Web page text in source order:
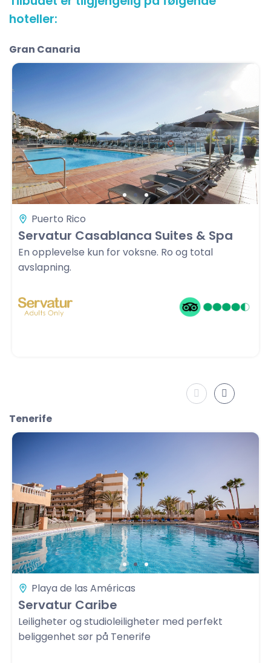
hoteller:
Gran Canaria
Puerto Rico
Servatur Casablanca Suites & Spa
En opplevelse kun for voksne. Ro og total
avslapning.
Tenerife
Playa de las Américas
Servatur Caribe
Leiligheter og studioleiligheter med perfekt
beliggenhet sør på Tenerife